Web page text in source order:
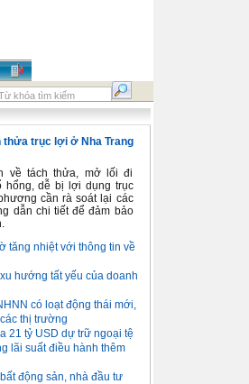
thửa trục lợi ở Nha Trang
về tách thửa, mở lối đi
hổng, dễ bị lợi dụng trục
cần rà soát lại các
dẫn chi tiết để đảm bảo
tăng nhiệt với thông tin về
hướng tất yếu của doanh
có loạt động thái mới,
thị trường
21 tỷ USD dự trữ ngoại tệ
lãi suất điều hành thêm
động sản, nhà đầu tư